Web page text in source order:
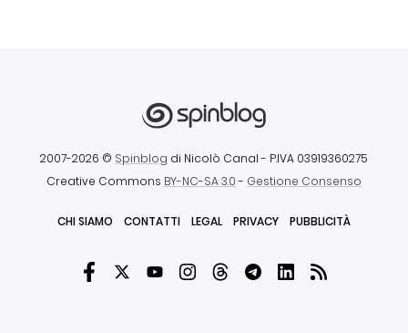
2007-2026 © Spinblog di Nicolò Canal - P.IVA 03919360275
Creative Commons BY-NC-SA 3.0- Gestione Consenso
CHI SIAMO CONTATTI LEGAL PRIVACY PUBBLICITÀ